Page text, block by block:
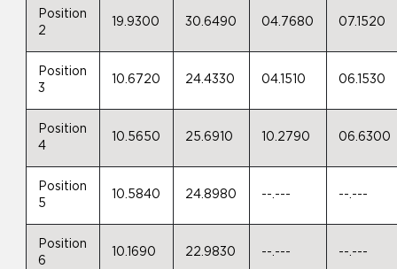
Position
2
19.9300 30.6490 04.7680 07.1520
Position
3
10.6720 24.4330 04.1510 06.1530
Position
4
10.5650 25.6910 10.2790 06.6300
Position
5
10.5840 24.8980 --.--- --.---
Position
6
10.1690 22.9830 --.--- --.---